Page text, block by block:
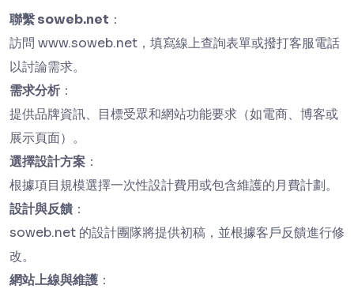
聯繫 soweb.net ：
訪問 www.soweb.net，填寫線上查詢表單或撥打客服電話
以討論需求。
需求分析 ：
提供品牌資訊、目標受眾和網站功能要求（如電商、博客或
展示頁面）。
選擇設計方案 ：
根據項目規模選擇一次性設計費用或包含維護的月費計劃。
設計與反饋 ：
soweb.net 的設計團隊將提供初稿，並根據客戶反饋進行修
改。
網站上線與維護 ：